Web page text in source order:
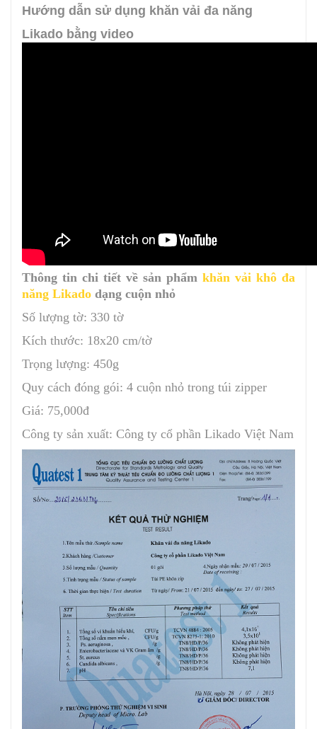
Hướng dẫn sử dụng khăn vải đa năng
Likado bằng video
Thông tin chi tiết về sản phẩm khăn vải khô đa
năng Likado dạng cuộn nhỏ
Số lượng tờ: 330 tờ
Kích thước: 18x20 cm/tờ
Trọng lượng: 450g
Quy cách đóng gói: 4 cuộn nhỏ trong túi zipper
Giá: 75,000đ
Công ty sản xuất: Công ty cổ phần Likado Việt Nam